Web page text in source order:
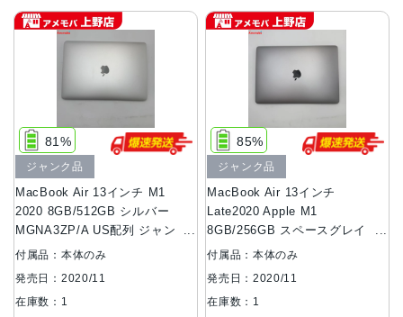
MacBook Air 13インチ M1
2020 8GB/512GB シルバー
MGNA3ZP/A US配列 ジャンク
品
81%
ジャンク品
付属品：本体のみ
発売日：2020/11
在庫数：1
MacBook Air 13インチ
Late2020 Apple M1
8GB/256GB スペースグレイ
FGN63J/A CPU8 GPU7 ジャン
85%
ジャンク品
付属品：本体のみ
発売日：2020/11
在庫数：1